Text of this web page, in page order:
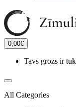
0,00€
Tavs grozs ir
All Categories